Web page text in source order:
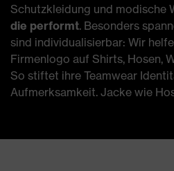
Schutzkleidung und modische
die performt. Besonders
sind individualisierbar: Wir
Firmenlogo auf Shirts, Hosen,
So stiftet ihre Teamwear
Aufmerksamkeit. Jacke wie